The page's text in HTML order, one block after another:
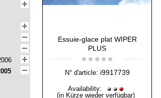
Essuie-glace plat WIPER
PLUS
N° d'article: i9917739
Availability:
(in Kürze wieder verfügbar)